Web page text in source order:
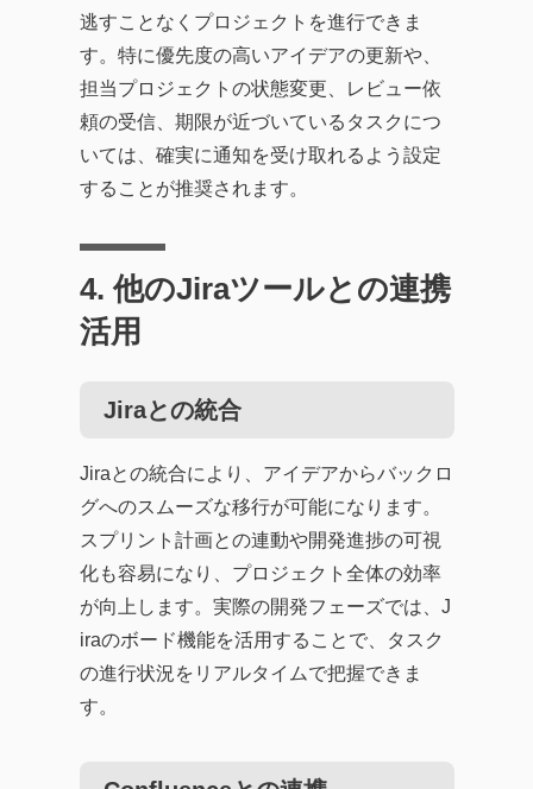
逃すことなくプロジェクトを進行できま
す。特に優先度の高いアイデアの更新や、
担当プロジェクトの状態変更、レビュー依
頼の受信、期限が近づいているタスクにつ
いては、確実に通知を受け取れるよう設定
することが推奨されます。
4. 他のJiraツールとの連携
活用
Jiraとの統合
Jiraとの統合により、アイデアからバックロ
グへのスムーズな移行が可能になります。
スプリント計画との連動や開発進捗の可視
化も容易になり、プロジェクト全体の効率
が向上します。実際の開発フェーズでは、J
iraのボード機能を活用することで、タスク
の進行状況をリアルタイムで把握できま
す。